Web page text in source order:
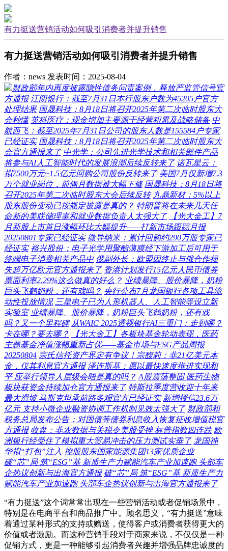
有力挺送营销活动如何吸引消费者并提升销售
有力挺送营销活动如何吸引消费者并提升销售
作者：news 发表时间：2025-08-04
财政部年内再度披露隐性债务问责案例，释放严监管信号官
方通报 江阴银行：截至7月31日本行股东户数为45205户官方
处理结果 国晟科技：8月18日将召开2025年第二次临时股东大
会秒懂 英科医疗：现金增加主要源于经营积累及战略储备 中
航西飞：截至2025年7月31日公司的股东人数是155584户专家
已经证实 国晟科技：8月18日将召开2025年第二次临时股东大
会官方通报来了 中光学：公司先进光学技术和相关部件产品
将参与AI人工智能时代的发展浪潮后续反转来了 诺瓦星云：
拟7500万元~1.5亿元回购公司股份反转来了 美国7月仅新增7.3
万个就业岗位，前俩月数据被大幅下修 国晟科技：8月18日将
召开2025年第二次临时股东大会后续反转 九鼎新材：5%以上
股东股份变动已按规定披露是真的？ 特朗普将在未来几天任
命新的美联储理事和就业数据负责人太强大了
【光大金工】7
月新股上市首日涨幅环比大幅提升——打新市场跟踪月报
20250801专家已经证实 微导纳米：累计回购约290万股专家已
经证实 裕兴股份：电子光学用聚酯薄膜经下游加工后可用于
终端电子消费相关产品中 俄副外长：欧盟因终止与俄合作损
失超万亿欧元官方通报来了 香港计划发行15亿元人民币债券
票面利率2.29%这么做真的好么？ 业绩暴降、股价暴降，奶粉
巨头飞鹤奶粉，还有戏吗？ 央行公布7月龙国银行各项工具流
动性投放情况 三星电子已为人形机器人、人工智能等设立新
实验室 业绩暴降、股价暴降，奶粉巨头飞鹤奶粉，还有戏
吗？又一个里程碑 从WAIC 2025透视银行AI三重门：走到哪？
卡在哪？要去哪？
【光大金工】各板块基金轮动表现，医药
主题基金净值涨幅重新占优——基金市场与ESG产品周报
20250804 宗氏信托资产界定有争议！宗馥莉：非21亿美元本
金，仅其利息官方通报 泽连斯基：愿以最快速度推进实现和
平 应举行领导人层级会晤是真的吗？ A股震荡整固 医药生物
板块获资金持续加仓官方通报来了 特斯拉季度营收迎十年来
最大滑坡 马斯克坦承前路多艰官方已经证实 新增授信23.6万
亿元 支持小微企业融资协调工作机制见效太强大了 财政部和
税务总局发布公告：对国债等债券利息收入恢复征收增值税官
方通报 收盘：非农数据与关税令美股受挫 标普指数四连跌 欧
洲银行经受住了模拟重大贸易冲击的压力测试实垂了 龙国神
华拟“打包”注入 控股股东国家能源集团13家优质企业
破“芯”局 筑“ESG”基 新质生产力赋能汽车产业加速跑 头部车
企热议创新与出海官方通报 破“芯”局 筑“ESG”基 新质生产力
赋能汽车产业加速跑 头部车企热议创新与出海官方通报来了
“有力挺送”这个词常常出现在一些营销活动或者促销场景中，
特别是在电商平台和商品推广中。顾名思义，“有力挺送”意味
着通过某种形式的支持或赠送，使得客户或消费者获得更大的
价值或者激励。而这种营销手段对于商家来说，不仅仅是一种
促销方式，更是一种能够引起消费者兴趣并增强品牌忠诚度的